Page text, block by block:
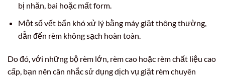
bị nhăn, bai hoặc mất form.
Một số vết bẩn khó xử lý bằng máy giặt thông thường,
dẫn đến rèm không sạch hoàn toàn.
Do đó, với những bộ rèm lớn, rèm cao hoặc rèm chất liệu cao
cấp, bạn nên cân nhắc sử dụng dịch vụ giặt rèm chuyên